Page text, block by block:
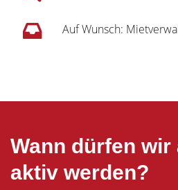
Auf Wunsch:
Wann dürfen wir
aktiv werden?